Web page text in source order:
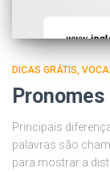
DICAS GRÁTIS
Principais
palavras são
para mostrar a